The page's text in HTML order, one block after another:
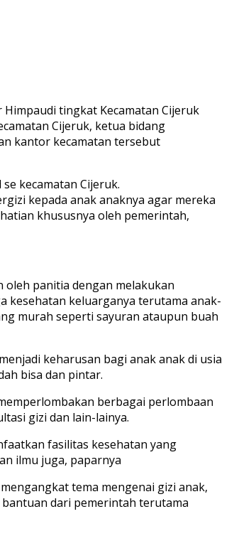
Himpaudi tingkat Kecamatan Cijeruk
Cijeruk, ketua bidang
kantor kecamatan tersebut
kecamatan Cijeruk.
kepada anak anaknya agar mereka
khususnya oleh pemerintah,
oleh panitia dengan melakukan
kesehatan keluarganya terutama anak-
murah seperti sayuran ataupun buah
keharusan bagi anak anak di usia
bisa dan pintar.
berbagai perlombaan
gizi dan lain-lainya.
fasilitas kesehatan yang
ilmu juga, paparnya
tema mengenai gizi anak,
dari pemerintah terutama